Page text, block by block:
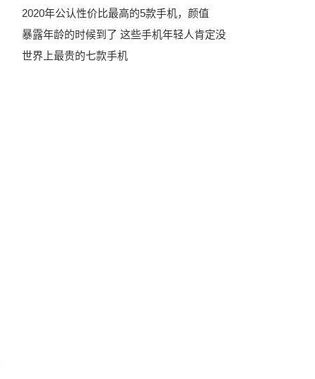
2020年公认性价比最高的5款手机，颜值
暴露年龄的时候到了 这些手机年轻人肯定没
世界上最贵的七款手机